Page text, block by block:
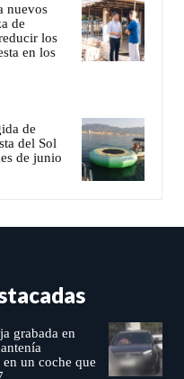
nuevos
de
los
en los
de
del Sol
de junio
grabada en
un coche que